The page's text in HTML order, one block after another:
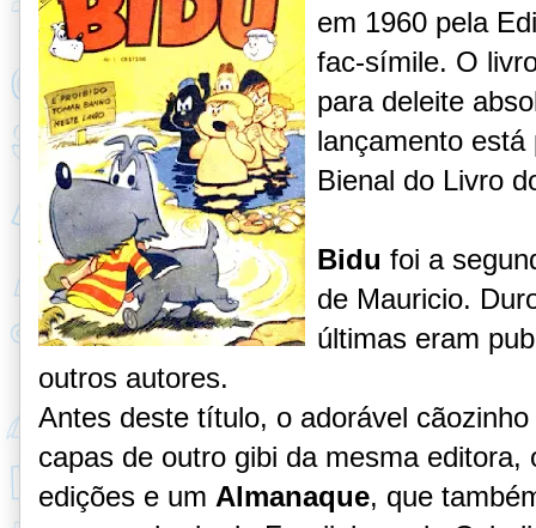
em 1960 pela
fac-símile. O
para deleite
lançamento
Bienal do Livro
Bidu foi a
de Mauricio.
últimas eram
outros autores.
Antes deste título, o adorável
capas de outro gibi da mesma editora,
edições e um Almanaque, que